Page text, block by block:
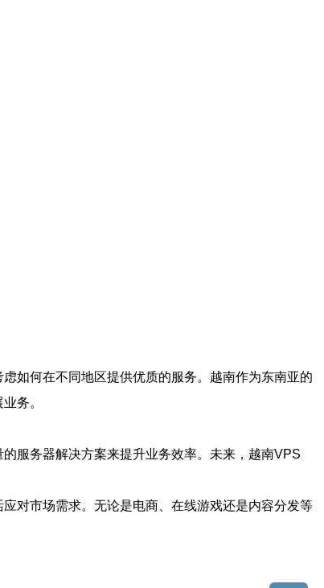
如何在不同地区提供优质的服务。越南作为东南亚的
务。
服务器解决方案来提升业务效率。未来，越南VPS
对市场需求。无论是电商、在线游戏还是内容分发等